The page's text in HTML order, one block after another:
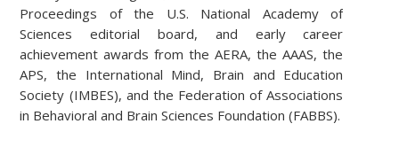
Proceedings of the U.S. National Academy of
Sciences editorial board, and early career
achievement awards from the AERA, the AAAS, the
APS, the International Mind, Brain and Education
Society (IMBES), and the Federation of Associations
in Behavioral and Brain Sciences Foundation (FABBS).